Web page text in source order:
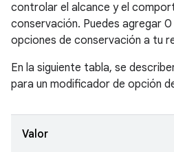
controlar el alcance y el
conservación. Puedes agregar
opciones de conservación a tu
En la siguiente tabla, se
para un modificador de opción
Valor